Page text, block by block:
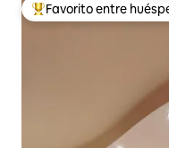
Favorito entre
Favorito entre